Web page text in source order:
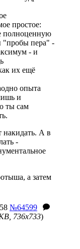
простое:
полноценную
"пробы пера" -
- и
их ещё
опыта
и
ты сам
накидать. А в
-
а затем
№64599
736x733)